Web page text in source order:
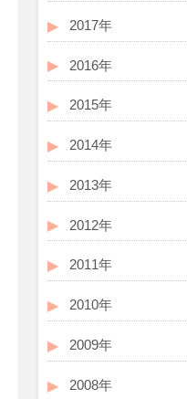
2017年
2016年
2015年
2014年
2013年
2012年
2011年
2010年
2009年
2008年